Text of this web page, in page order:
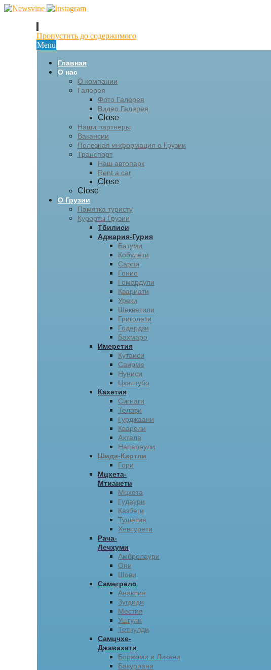
Пропустить до содержимого
Menu
Главная
О нас
О компании
Галерея
Фото Галерея
Видео Галерея
Close
Наши партнеры
Вакансии
Полезная информация о Грузии
Транспорт
Наш автопарк
Rent a car
Close
Close
О Грузии
Памятка туристу
Курорты Грузии
Тбилиси
Аджария-Гурия
Батуми
Кобулети
Сарпи
Гонио
Гомардули
Квариати
Уреки
Шекветили
Григолети
Годердзи
Бахмаро
Имеретия
Кутаиси
Саирме
Нуниси
Цхалтубо
Кахетия
Сигнаги
Телави
Гурджаани
Кварели
Ахтала
Напареули
Шида-Картли
Гори
Мцхета-
Мтианети
Мцхета
Гудаури
Казбеги
Тушетия
Хевсурети
Рача-
Лечхуми
Амбролаури
Они
Шови
Самегрело
Анаклия
Зугдиди
Местия
Ушгули
Тетнулди
Самцчхе-
Джавахети
Боржоми и Ликани
Бакуриани